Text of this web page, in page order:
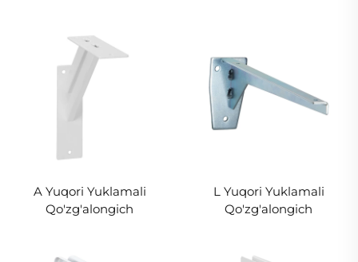
A Yuqori Yuklamali
Qo'zg'alongich
L Yuqori Yuklamali
Qo'zg'alongich